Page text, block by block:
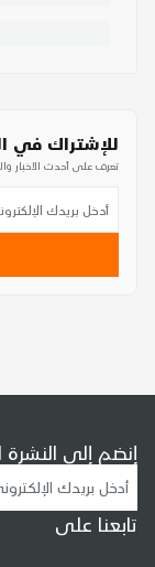
للإشتراك في
تعرف على أحدث الأخبار
إنضم إلى النشرة
تابعنا على